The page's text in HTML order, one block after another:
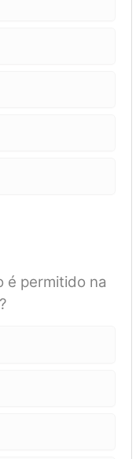
é permitido na